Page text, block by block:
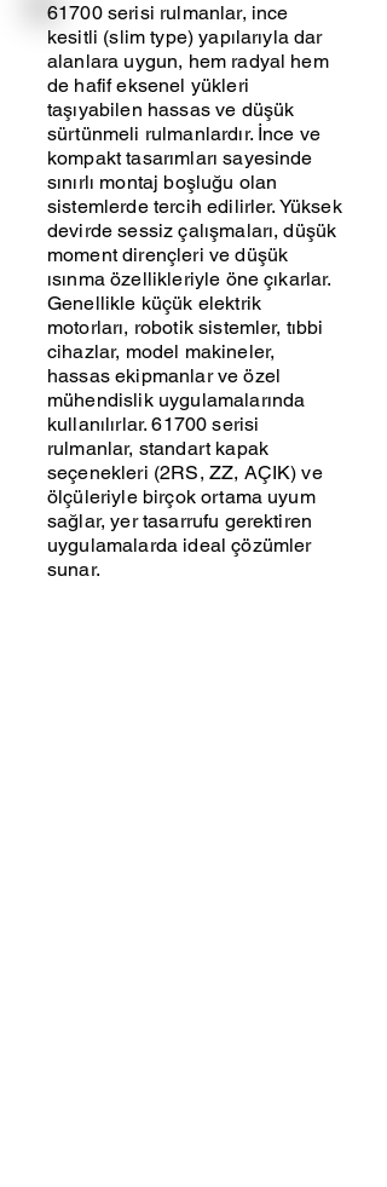
61700 serisi rulmanlar, ince
kesitli (slim type) yapılarıyla dar
alanlara uygun, hem radyal hem
de hafif eksenel yükleri
taşıyabilen hassas ve düşük
sürtünmeli rulmanlardır. İnce ve
kompakt tasarımları sayesinde
sınırlı montaj boşluğu olan
sistemlerde tercih edilirler. Yüksek
devirde sessiz çalışmaları, düşük
moment dirençleri ve düşük
ısınma özellikleriyle öne çıkarlar.
Genellikle küçük elektrik
motorları, robotik sistemler, tıbbi
cihazlar, model makineler,
hassas ekipmanlar ve özel
mühendislik uygulamalarında
kullanılırlar. 61700 serisi
rulmanlar, standart kapak
seçenekleri (2RS, ZZ, AÇIK) ve
ölçüleriyle birçok ortama uyum
sağlar, yer tasarrufu gerektiren
uygulamalarda ideal çözümler
sunar.